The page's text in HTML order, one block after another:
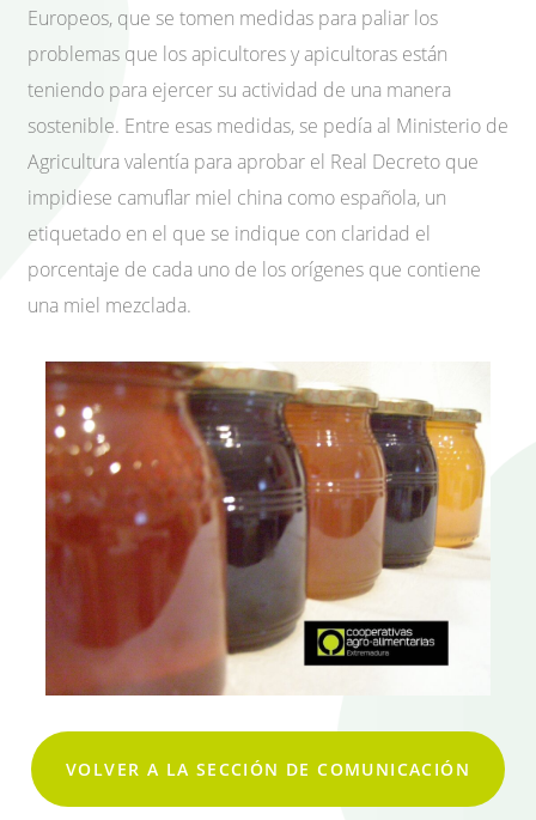
Europeos, que se tomen medidas para paliar los
problemas que los apicultores y apicultoras están
teniendo para ejercer su actividad de una manera
sostenible. Entre esas medidas, se pedía al Ministerio de
Agricultura valentía para aprobar el Real Decreto que
impidiese camuflar miel china como española, un
etiquetado en el que se indique con claridad el
porcentaje de cada uno de los orígenes que contiene
una miel mezclada.
VOLVER A LA SECCIÓN DE COMUNICACIÓN